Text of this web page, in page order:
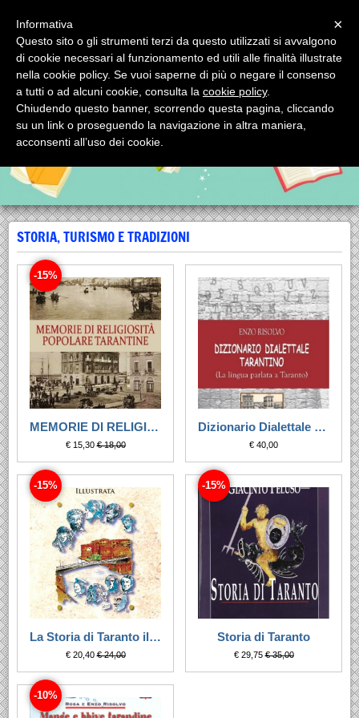
SCORPIONE EDITRICE SRL
SCORPIONE EDITRICE SRL via Mignogna, 1 - tel. 0994593993 74123
TARANTO (Italy)
STORIA, TURISMO E TRADIZIONI
-15%
MEMORIE DI RELIGIOSITA' POPOLARE TARANTINE
€ 15,30 € 18,00
Dizionario Dialettale tarantino
€ 40,00
-15%
La Storia di Taranto illustrata
€ 20,40 € 24,00
-15%
Storia di Taranto
€ 29,75 € 35,00
-10%
×
Informativa
Questo sito o gli strumenti terzi da questo utilizzati si avvalgono
di cookie necessari al funzionamento ed utili alle finalità illustrate
nella cookie policy. Se vuoi saperne di più o negare il consenso
a tutti o ad alcuni cookie, consulta la cookie policy.
Chiudendo questo banner, scorrendo questa pagina, cliccando
su un link o proseguendo la navigazione in altra maniera,
acconsenti all’uso dei cookie.